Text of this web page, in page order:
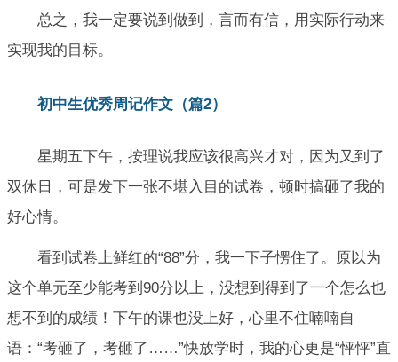
总之，我一定要说到做到，言而有信，用实际行动来
实现我的目标。
初中生优秀周记作文（篇2）
星期五下午，按理说我应该很高兴才对，因为又到了
双休日，可是发下一张不堪入目的试卷，顿时搞砸了我的
好心情。
看到试卷上鲜红的“88”分，我一下子愣住了。原以为
这个单元至少能考到90分以上，没想到得到了一个怎么也
想不到的成绩！下午的课也没上好，心里不住喃喃自
语：“考砸了，考砸了……”快放学时，我的心更是“怦怦”直